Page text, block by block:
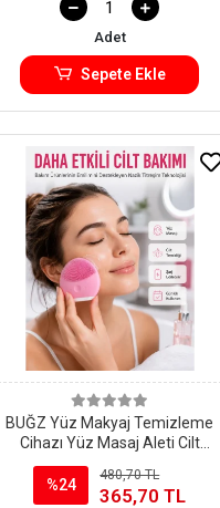
Adet
Sepete Ekle
BUĞZ Yüz Makyaj Temizleme
Cihazı Yüz Masaj Aleti Cilt
Bakım Aleti
%24
480,70 TL
365,70 TL